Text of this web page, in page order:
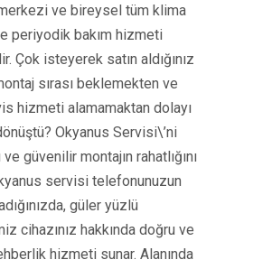
ve bireysel tüm klima
periyodik bakım hizmeti
Çok isteyerek satın aldığınız
sırası beklemekten ve
hizmeti alamamaktan dolayı
Okyanus Servisi\’ni
ve güvenilir montajın rahatlığını
servisi telefonunuzun
güler yüzlü
cihazınız hakkında doğru ve
hizmeti sunar. Alanında